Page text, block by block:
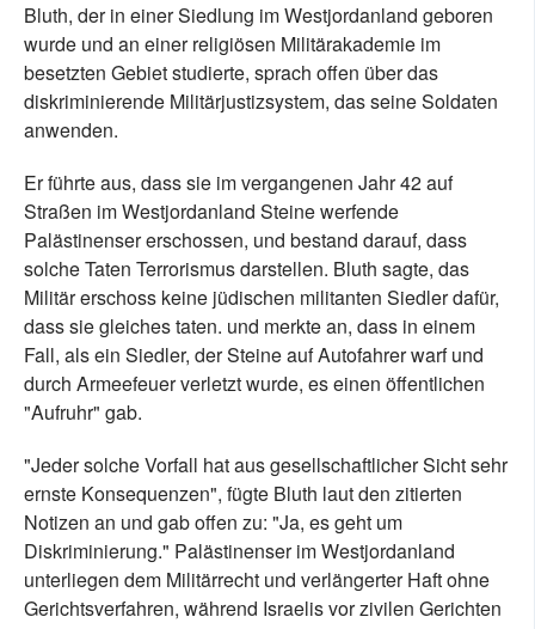
Bluth, der in einer Siedlung im Westjordanland geboren
wurde und an einer religiösen Militärakademie im
besetzten Gebiet studierte, sprach offen über das
diskriminierende Militärjustizsystem, das seine Soldaten
anwenden.
Er führte aus, dass sie im vergangenen Jahr 42 auf
Straßen im Westjordanland Steine werfende
Palästinenser erschossen, und bestand darauf, dass
solche Taten Terrorismus darstellen. Bluth sagte, das
Militär erschoss keine jüdischen militanten Siedler dafür,
dass sie gleiches taten. und merkte an, dass in einem
Fall, als ein Siedler, der Steine auf Autofahrer warf und
durch Armeefeuer verletzt wurde, es einen öffentlichen
"Aufruhr" gab.
"Jeder solche Vorfall hat aus gesellschaftlicher Sicht sehr
ernste Konsequenzen", fügte Bluth laut den zitierten
Notizen an und gab offen zu: "Ja, es geht um
Diskriminierung." Palästinenser im Westjordanland
unterliegen dem Militärrecht und verlängerter Haft ohne
Gerichtsverfahren, während Israelis vor zivilen Gerichten